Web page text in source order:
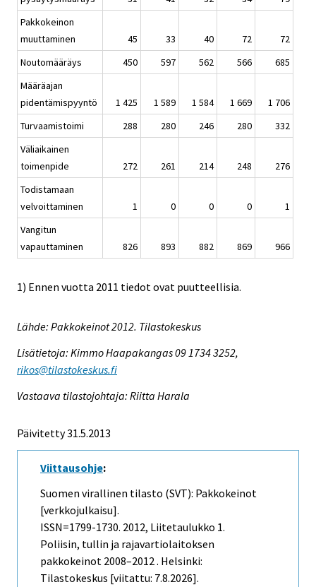
Pakkokeinon
muuttaminen
45 33 40 72
72
Noutomääräys
450 597 562 566
685
Määräajan
pidentämispyyntö
1 425 1 589 1 584 1 669
1 706
Turvaamistoimi
288 280 246 280
332
Väliaikainen
toimenpide
272 261 214 248
276
Todistamaan
velvoittaminen
1 0 0 0
1
Vangitun
vapauttaminen
826 893 882 869 966
1) Ennen vuotta 2011 tiedot ovat puutteellisia.
Lähde: Pakkokeinot 2012. Tilastokeskus
Lisätietoja: Kimmo Haapakangas 09 1734 3252,
rikos@tilastokeskus.fi
Vastaava tilastojohtaja: Riitta Harala
Päivitetty 31.5.2013
Viittausohje:
Suomen virallinen tilasto (SVT): Pakkokeinot
[verkkojulkaisu].
ISSN=1799-1730. 2012, Liitetaulukko 1.
Poliisin, tullin ja rajavartiolaitoksen
pakkokeinot 2008–2012 . Helsinki:
Tilastokeskus [viitattu: 7.8.2026].